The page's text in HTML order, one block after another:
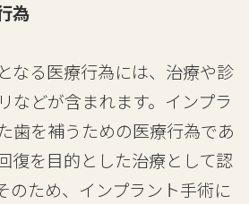
為
なる医療行為には、治療や診
などが含まれます。インプラ
歯を補うための医療行為であ
復を目的とした治療として認
のため、インプラント手術に